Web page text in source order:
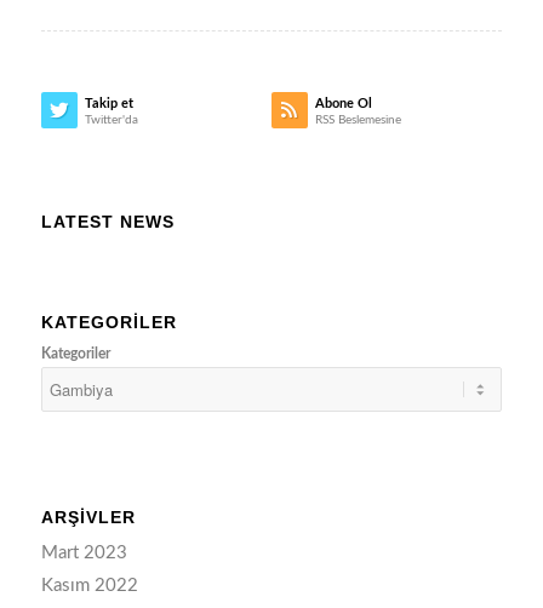
Takip et
Twitter'da
Abone Ol
RSS Beslemesine
LATEST NEWS
KATEGORILER
Kategoriler
ARŞIVLER
Mart 2023
Kasım 2022